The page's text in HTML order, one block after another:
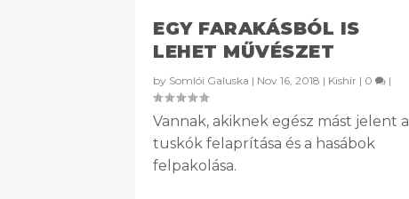
EGY FARAKÁSBÓL IS
LEHET MŰVÉSZET
by Somlói Galuska | Nov 16, 2018 | Kishír | 0 |
Vannak, akiknek egész mást jelent a
tuskók felaprítása és a hasábok
felpakolása.